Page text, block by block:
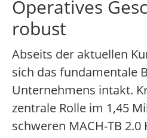
Operatives
robust
Abseits der aktuellen
sich das fundamentale
Unternehmens intakt.
zentrale Rolle im 1,45
schweren MACH-TB 2.0